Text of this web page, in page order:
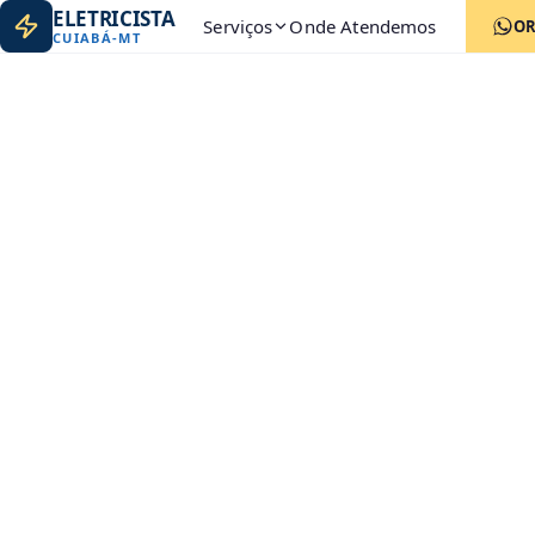
ELETRICISTA
CUIABÁ-MT Serviços Onde Atendemos